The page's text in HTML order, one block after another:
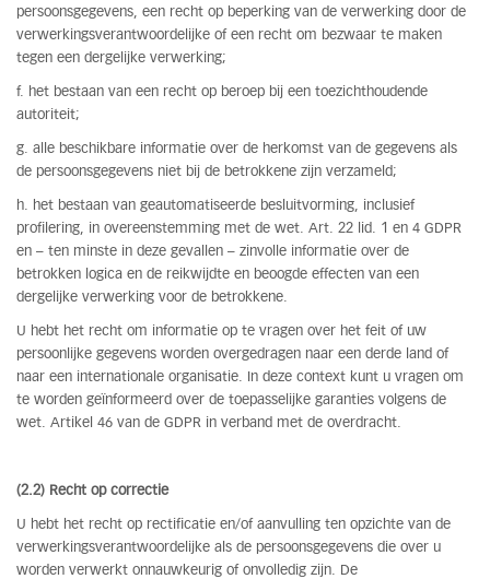
persoonsgegevens, een recht op beperking van de verwerking door de
verwerkingsverantwoordelijke of een recht om bezwaar te maken
tegen een dergelijke verwerking;
f. het bestaan van een recht op beroep bij een toezichthoudende
autoriteit;
g. alle beschikbare informatie over de herkomst van de gegevens als
de persoonsgegevens niet bij de betrokkene zijn verzameld;
h. het bestaan van geautomatiseerde besluitvorming, inclusief
profilering, in overeenstemming met de wet. Art. 22 lid. 1 en 4 GDPR
en – ten minste in deze gevallen – zinvolle informatie over de
betrokken logica en de reikwijdte en beoogde effecten van een
dergelijke verwerking voor de betrokkene.
U hebt het recht om informatie op te vragen over het feit of uw
persoonlijke gegevens worden overgedragen naar een derde land of
naar een internationale organisatie. In deze context kunt u vragen om
te worden geïnformeerd over de toepasselijke garanties volgens de
wet. Artikel 46 van de GDPR in verband met de overdracht.
(2.2) Recht op correctie
U hebt het recht op rectificatie en/of aanvulling ten opzichte van de
verwerkingsverantwoordelijke als de persoonsgegevens die over u
worden verwerkt onnauwkeurig of onvolledig zijn. De